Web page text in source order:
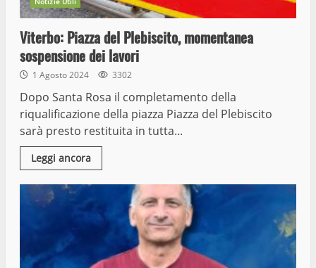
Viterbo: Piazza del Plebiscito, momentanea
sospensione dei lavori
1 Agosto 2024 3302
Dopo Santa Rosa il completamento della
riqualificazione della piazza Piazza del Plebiscito
sarà presto restituita in tutta...
Leggi ancora